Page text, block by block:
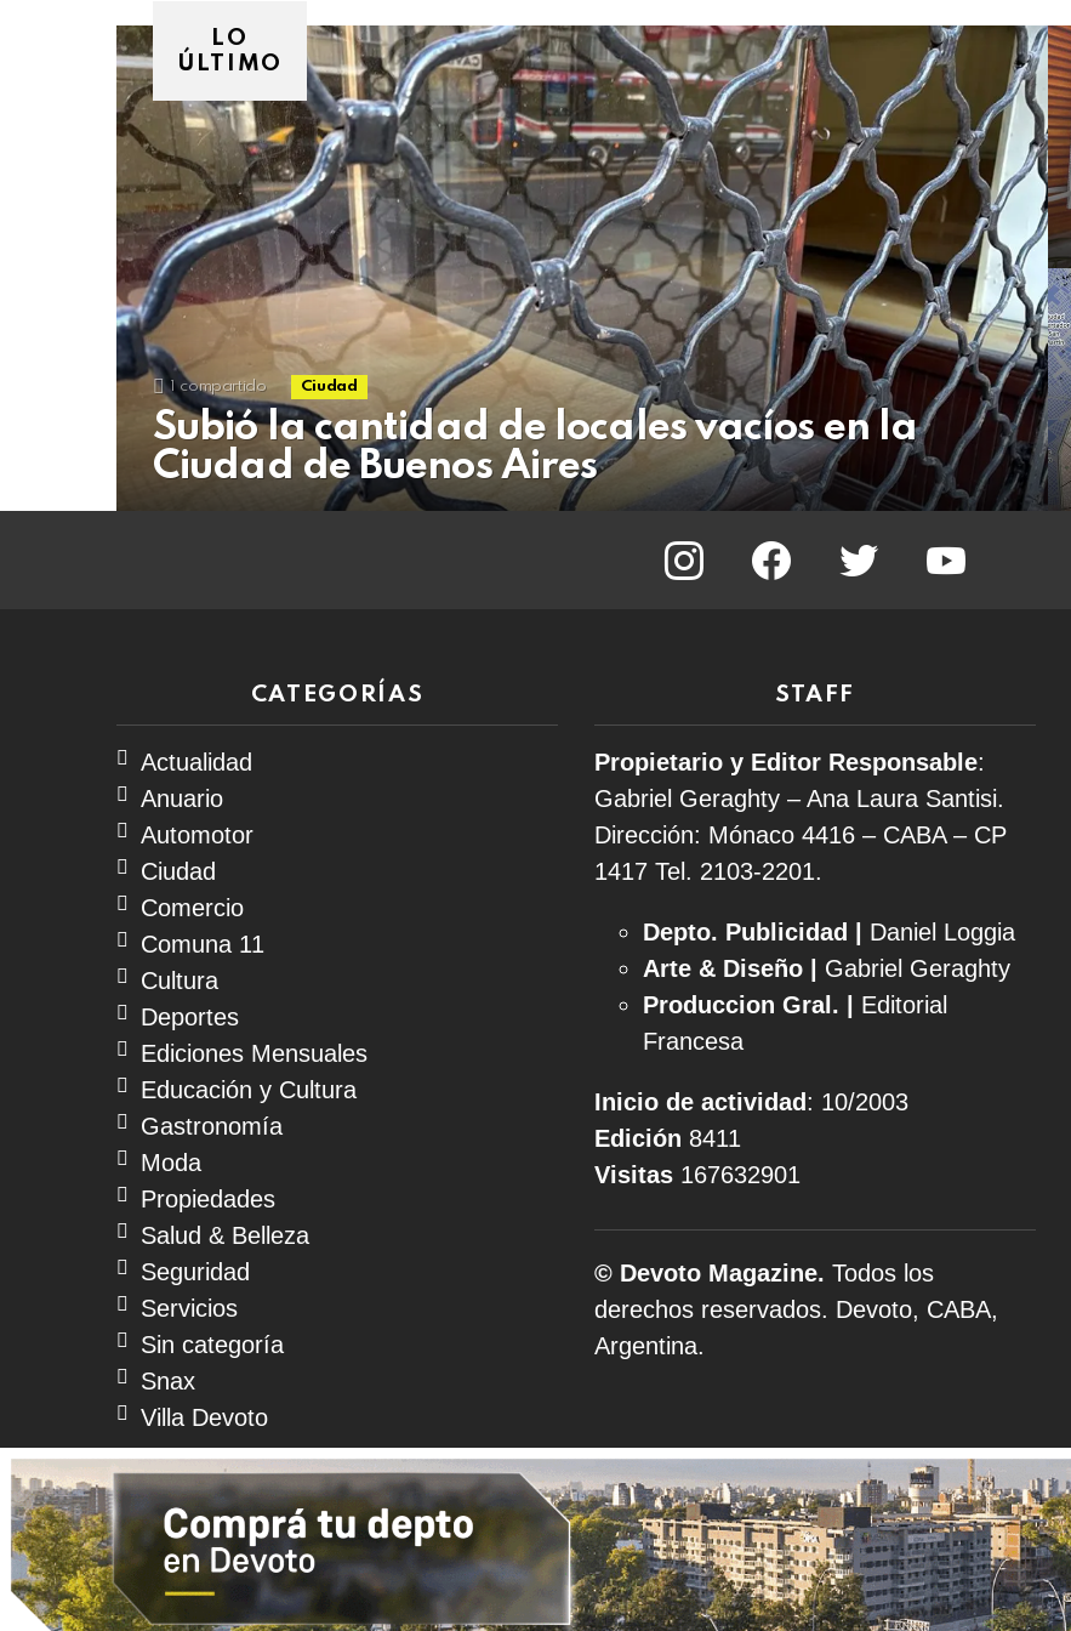
LO
ÚLTIMO
1 compartido Ciudad
Subió la cantidad de locales vacíos en la
Ciudad de Buenos Aires
instagram facebook twitter
CATEGORÍAS
Actualidad
Anuario
Automotor
Ciudad
Comercio
Comuna 11
Cultura
Deportes
Ediciones Mensuales
Educación y Cultura
Gastronomía
Moda
Propiedades
Salud & Belleza
Seguridad
Servicios
Sin categoría
Snax
Villa Devoto
STAFF
Propietario y Editor Responsable:
Gabriel Geraghty – Ana Laura Santisi.
Dirección: Mónaco 4416 – CABA – CP
1417 Tel. 2103-2201.
Depto. Publicidad |
Daniel Loggia
Arte & Diseño | Gabriel Geraghty
Produccion Gral. |
Editorial
Francesa
Inicio de actividad : 10/2003
Edición 8411
Visitas 167632901
© Devoto Magazine. Todos los
derechos reservados. Devoto, CABA,
Argentina.
© 2026 Devoto Magazine
de
agosto
de
2026